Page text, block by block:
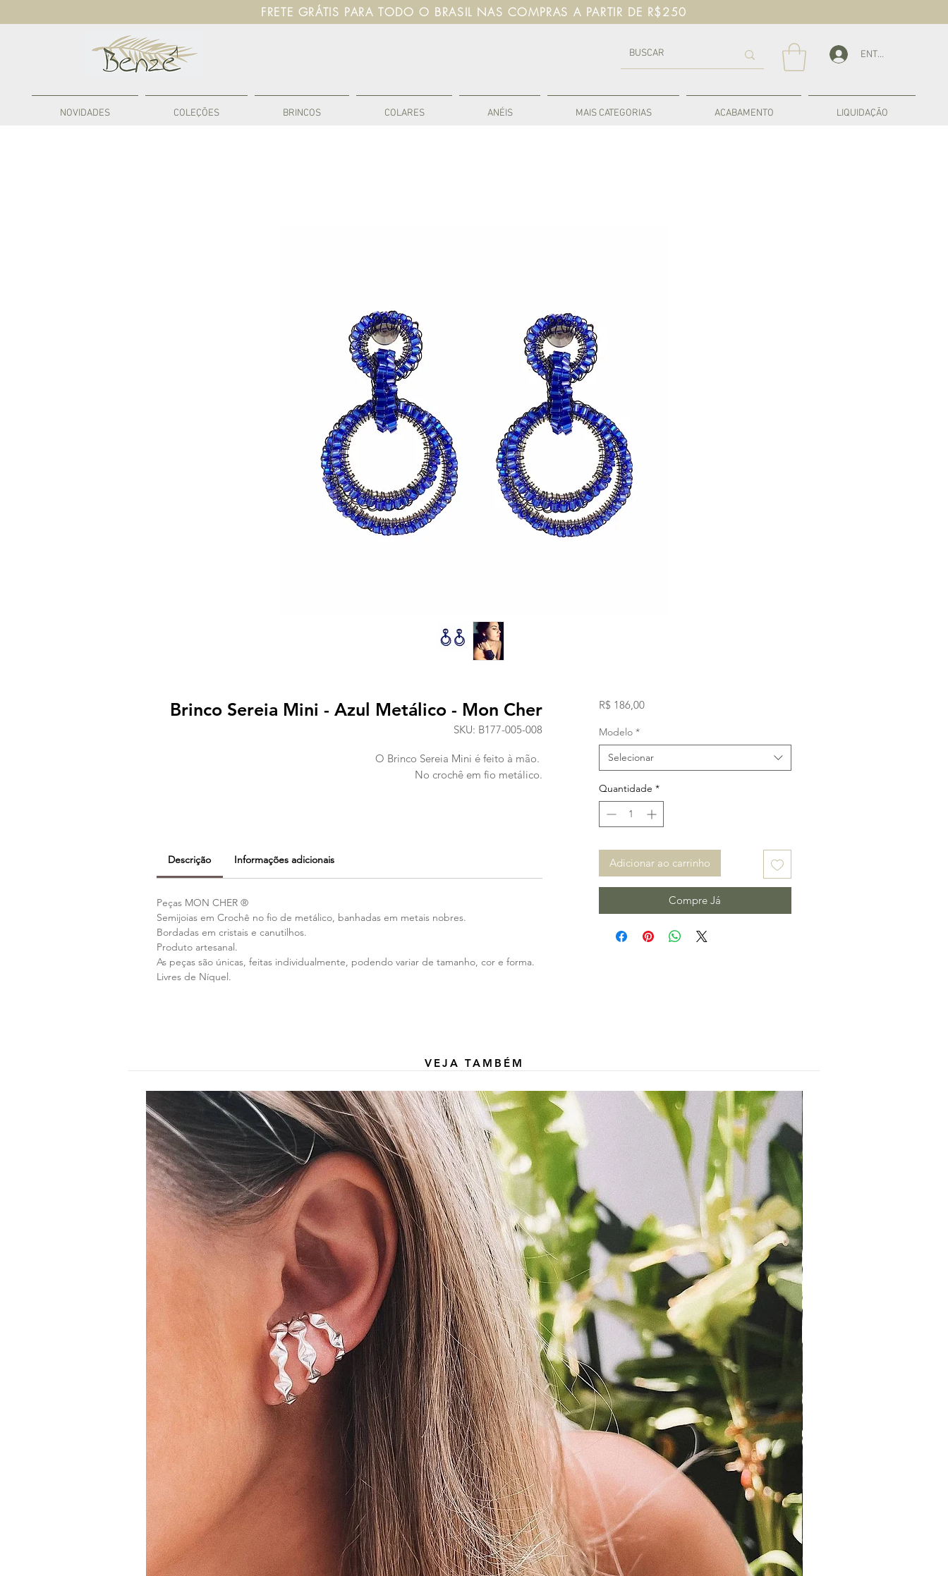
FRETE GRÁTIS PARA TODO O BRASIL NAS COMPRAS A PARTIR DE R$250
ENTRAR
NOVIDADES COLEÇÕES BRINCOS COLARES ANÉIS MAIS CATEGORIAS ACABAMENTO LIQUIDAÇÃO
Brinco Sereia Mini - Azul Metálico - Mon Cher
SKU: B177-005-008
O Brinco Sereia Mini é feito à mão.
No crochê em fio metálico.
Descrição Informações adicionais
Peças MON CHER ®
Semijoias em Crochê no fio de metálico, banhadas em metais nobres.
Bordadas em cristais e canutilhos.
Produto artesanal.
As peças são únicas, feitas individualmente, podendo variar de tamanho, cor e forma.
Livres de Níquel.
R$ 186,00Preço
Modelo *
Selecionar
Quantidade *
Adicionar ao carrinho
Compre Já
VEJA TAMBÉM